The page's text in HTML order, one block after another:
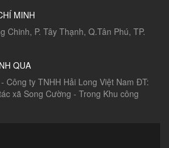
MINH
Chinh, P. Tây Thạnh, Q.Tân Phú, TP.
QUA
Công ty TNHH Hải Long Việt Nam ĐT:
xã Song Cường - Trong Khu công